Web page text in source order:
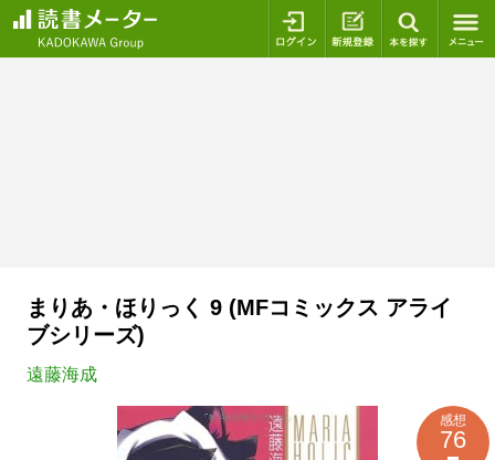
ログイン 新規登録
まりあ・ほりっく 9 (MFコミックス アライ
ブシリーズ)
遠藤海成
感想
76